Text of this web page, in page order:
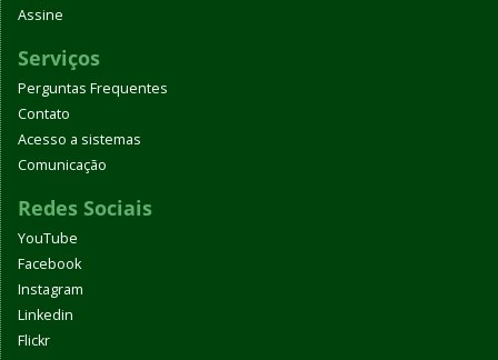
Assine
Serviços
Perguntas Frequentes
Contato
Acesso a sistemas
Comunicação
Redes Sociais
YouTube
Facebook
Instagram
Linkedin
Flickr